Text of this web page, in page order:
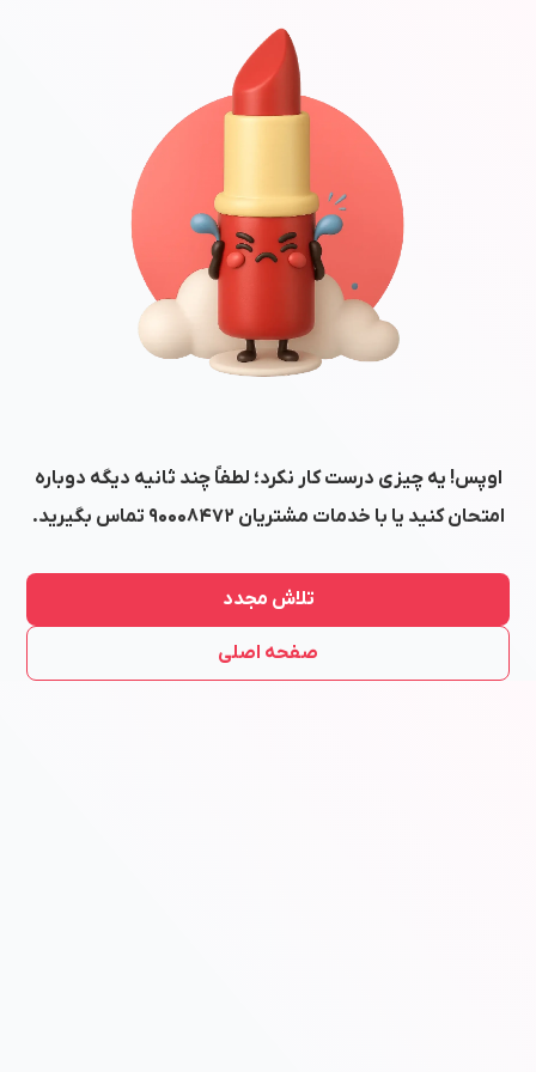
اوپس! یه چیزی درست کار نکرد؛ لطفاً چند ثانیه دیگه دوباره
امتحان کنید یا با خدمات مشتریان ۹۰۰۰۸۴۷۲ تماس بگیرید.
تلاش مجدد
صفحه اصلی